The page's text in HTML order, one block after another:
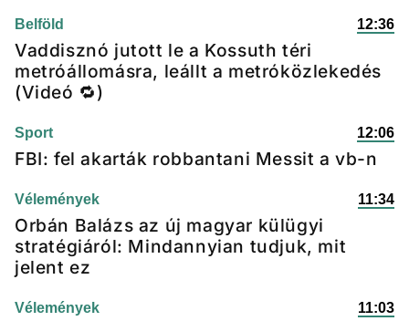
Belföld 12:36
Vaddisznó jutott le a Kossuth téri
metróállomásra, leállt a metróközlekedés
(Videó 🔁)
Sport 12:06
FBI: fel akarták robbantani Messit a vb-n
Vélemények 11:34
Orbán Balázs az új magyar külügyi
stratégiáról: Mindannyian tudjuk, mit
jelent ez
Vélemények 11:03